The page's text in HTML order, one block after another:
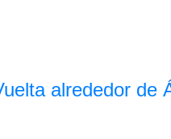
alrededor de